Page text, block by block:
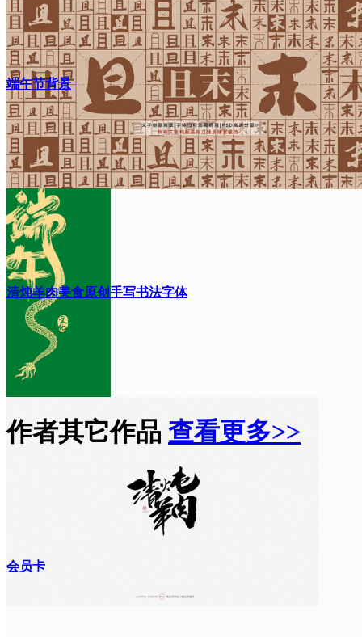
端午节背景
清炖羊肉美食原创手写书法字体
作者其它作品 查看更多>>
会员卡